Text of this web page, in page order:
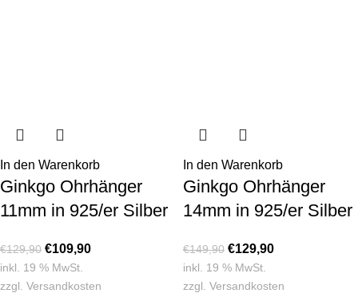
In den Warenkorb
Ginkgo Ohrhänger
11mm in 925/er Silber
€129,90 €109,90
inkl. 19 % MwSt.
zzgl. Versandkosten
In den Warenkorb
Ginkgo Ohrhänger
14mm in 925/er Silber
€149,90 €129,90
inkl. 19 % MwSt.
zzgl. Versandkosten